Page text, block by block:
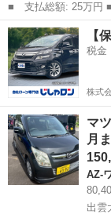
Ｋ （検10.2）
■ 支払総額: 25万円 ■ 車両本体価格： 150,000 円 ■ メーカー
名： 三菱 ■ 車種
Ｔ ４ＷＤ シート
■ ドア枚...
島根 安来市
【
税金
株式
マ
月
AZ-
出雲